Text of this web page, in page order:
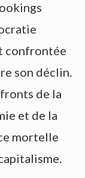
confrontée
son déclin.
fronts de la
et de la
mortelle